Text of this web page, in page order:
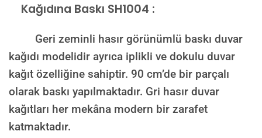
Kağıdına Baskı SH1004 :
Geri zeminli hasır görünümlü baskı duvar
kağıdı modelidir ayrıca iplikli ve dokulu duvar
kağıt özelliğine sahiptir. 90 cm’de bir parçalı
olarak baskı yapılmaktadır. Gri hasır duvar
kağıtları her mekâna modern bir zarafet
katmaktadır.